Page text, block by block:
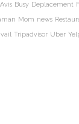
Avis Busy Deplacement
Mom news
Tripadvisor Uber